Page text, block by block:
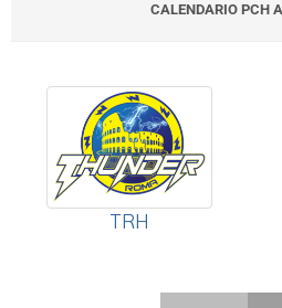
CALENDARIO PCH
TRH